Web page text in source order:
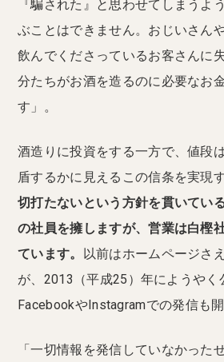
『騙された』と思わせてしまうよ
ぶことはできません。おじいさん
飲んでくださっているお客さんに
分たちがお酒を造るのに必要なお
す」。
酒造りに投資をする一方で、値段
盾するかに見えるこの信条を実現
切打たないという方針を貫いてい
の社員を擁しますが、営業は白樫
ています。 以前はホームページさ
が、2013（平成25）年にようやく
FacebookやInstagramでの発信も開
「一切情報を発信していなかった